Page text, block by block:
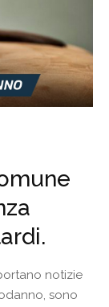
notizie
sono